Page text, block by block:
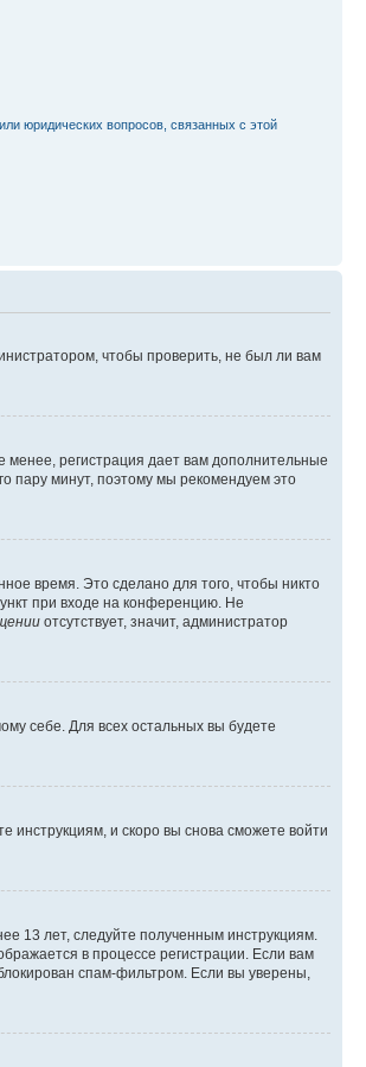
юридических вопросов, связанных с этой
чтобы проверить, не был ли вам
менее, регистрация дает вам дополнительные
пару минут, поэтому мы рекомендуем это
время. Это сделано для того, чтобы никто
при входе на конференцию. Не
отсутствует, значит, администратор
себе. Для всех остальных вы будете
инструкциям, и скоро вы снова сможете войти
13 лет, следуйте полученным инструкциям.
в процессе регистрации. Если вам
спам-фильтром. Если вы уверены,